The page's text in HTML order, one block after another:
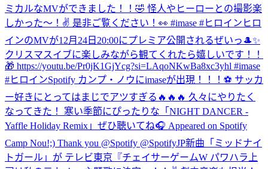
ミカルなMVができました！！🤣 怪人やヒーローとの撮影楽
しかった〜！✌️ 是非ご覧ください！👀 #imase #ヒロイン ヒロ
インのMVが12月24日20:00にプレミア公開されるぜいっ🎩✨
クリスマスイブに楽しみながら観てくれたら嬉しいです！！
🎁 https://youtu.be/Pr0jK1GjYcg?si=LAqoNKwBa8xc3yhl #imase
#ヒロインSpotify カンプ・ノウにimaseが出現！！！⚽️ サッカ
ー好きにとってはまじでアツすぎる🔥🔥🔥 久々にやりたく
なってきた！ 寒い季節にぴったりな「NIGHT DANCER -
Yaffle Holiday Remix」ぜひ聴いてね🎧 Appeared on Spotify
Camp Nou!;) Thank you @Spotify @SpotifyJP新曲「ミッドナイ
トガール」が テレビ東京『チェイサーゲームW パワハラ上